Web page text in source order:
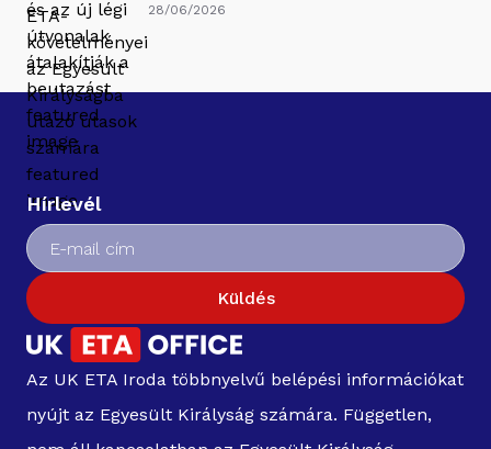
28/06/2026
Hírlevél
Küldés
Az UK ETA Iroda többnyelvű belépési információkat
nyújt az Egyesült Királyság számára. Független,